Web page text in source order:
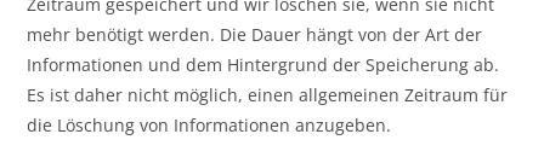
mehr benötigt werden. Die Dauer hängt von der Art der
Informationen und dem Hintergrund der Speicherung ab.
Es ist daher nicht möglich, einen allgemeinen Zeitraum für
die Löschung von Informationen anzugeben.